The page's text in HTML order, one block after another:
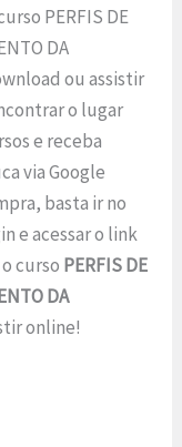
PERFIS DE
DA
ou assistir
o lugar
e receba
via Google
basta ir no
e acessar o link
curso PERFIS DE
DA
online!